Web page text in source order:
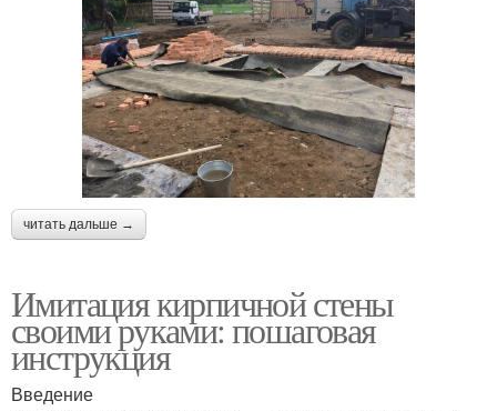
читать дальше →
Имитация кирпичной стены
своими руками: пошаговая
инструкция
Введение